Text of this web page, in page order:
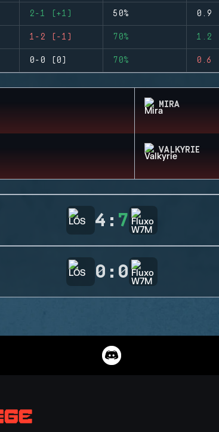
2-1 (+1) 50% 0.9
1-2 (-1) 70% 1.2
0-0 (0) 70% 0.6
MIRA
VALKYRIE
4 : 7
0 : 0